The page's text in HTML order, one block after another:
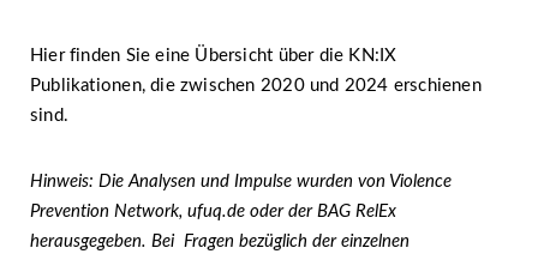
Hier finden Sie eine Übersicht über die KN:IX
Publikationen, die zwischen 2020 und 2024 erschienen
sind.
Hinweis: Die Analysen und Impulse wurden von Violence
Prevention Network, ufuq.de oder der BAG RelEx
herausgegeben. Bei Fragen bezüglich der einzelnen